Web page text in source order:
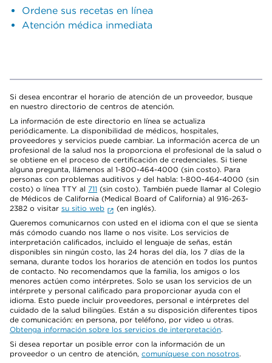
Ordene sus recetas en línea
Atención médica inmediata
Si desea encontrar el horario de atención de un proveedor, busque
en nuestro directorio de centros de atención.
La información de este directorio en línea se actualiza
periódicamente. La disponibilidad de médicos, hospitales,
proveedores y servicios puede cambiar. La información acerca de un
profesional de la salud nos la proporciona el profesional de la salud o
se obtiene en el proceso de certificación de credenciales. Si tiene
alguna pregunta, llámenos al 1-800-464-4000 (sin costo). Para
personas con problemas auditivos y del habla: 1-800-464-4000 (sin
costo) o línea TTY al 711 (sin costo). También puede llamar al Colegio
de Médicos de California (Medical Board of California) al 916-263-
2382 o visitar su sitio web
(en inglés).
Queremos comunicarnos con usted en el idioma con el que se sienta
más cómodo cuando nos llame o nos visite. Los servicios de
interpretación calificados, incluido el lenguaje de señas, están
disponibles sin ningún costo, las 24 horas del día, los 7 días de la
semana, durante todos los horarios de atención en todos los puntos
de contacto. No recomendamos que la familia, los amigos o los
menores actúen como intérpretes. Solo se usan los servicios de un
intérprete y personal calificado para proporcionar ayuda con el
idioma. Esto puede incluir proveedores, personal e intérpretes del
cuidado de la salud bilingües. Están a su disposición diferentes tipos
de comunicación: en persona, por teléfono, por video u otras.
Obtenga información sobre los servicios de interpretación.
Si desea reportar un posible error con la información de un
proveedor o un centro de atención, comuníquese con nosotros.